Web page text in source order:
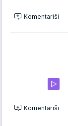
Komentariši
Komentariši